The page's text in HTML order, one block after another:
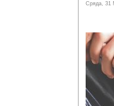
Сряда, 31